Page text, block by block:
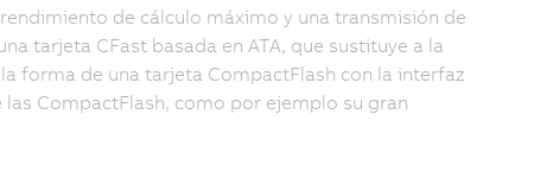
de cálculo máximo y una transmisión de
tarjeta CFast basada en ATA, que sustituye a la
forma de una tarjeta CompactFlash con la interfaz
las CompactFlash, como por ejemplo su gran